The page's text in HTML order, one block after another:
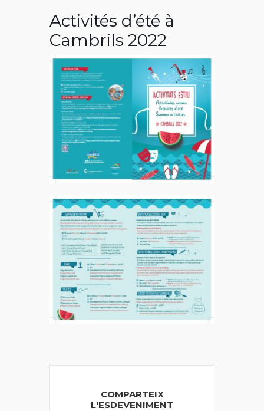
Activités d’été à
Cambrils 2022
COMPARTEIX
L'ESDEVENIMENT